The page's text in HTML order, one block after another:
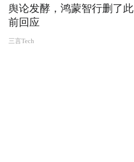
舆论发酵，鸿蒙智行删了此
前回应
三言Tech